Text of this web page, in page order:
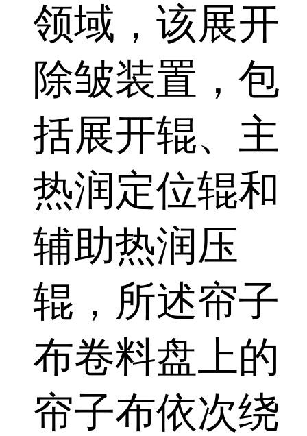
领域，该展开
除皱装置，包
括展开辊、主
热润定位辊和
辅助热润压
辊，所述帘子
布卷料盘上的
帘子布依次绕